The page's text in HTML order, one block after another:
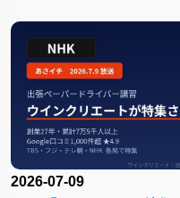
2026-07-09